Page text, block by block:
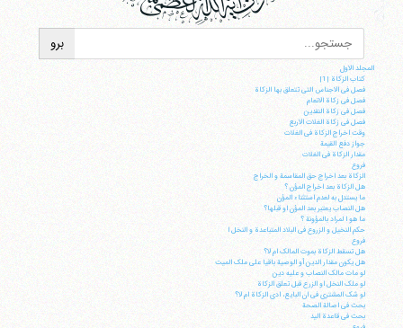
المجلد الاول
کتاب الزکاة |1|
فصل فی الاجناس التی تتعلق بها الزکاة
فصل فی زکاة الانعام
فصل فی زکاة النقدین
فصل فی زکاة الغلات الاربع
وقت اخراج الزکاة فی الغلات
جواز دفع القیمة
مقدار الزکاة فی الغلات
فروع
الزکاة بعد اخراج حق المقاسمة و الخراج
هل الزکاة بعد اخراج المؤن ؟
ما یستدل به لعدم استثناء المؤن
هل النصاب یعتبر بعد المؤن او قبلها؟
ما هو ا لمراد بالمؤونة ؟
حکم النخیل و الزروع فی البلاد المتباعدة و النخل ا
فروع
هل تسقط الزکاة بموت المالک ام لا؟
هل یکون مقدار الدین أو الوصیة باقیا علی ملک المیت
لو مات مالک النصاب و علیه دین
لو ملک النخل او الزرع قبل تعلق الزکاة
لو شک المشتری فی ان البایع، ادی الزکاة ام لا؟
بحث فی اصالة الصحة
بحث فی قاعدة الید